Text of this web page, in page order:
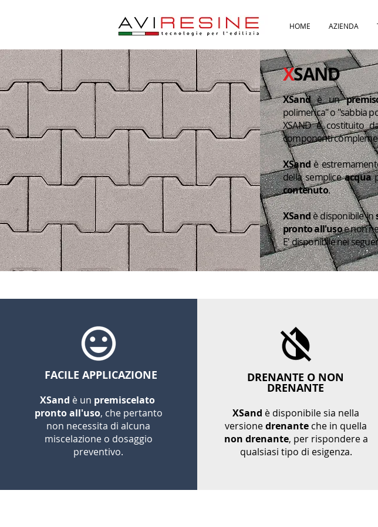
HOME AZIENDA
XSAND
XSandè un
polimerica" o "sabbia
XSAND è costituito
componenti
XSandè
della sempliceacqua
contenuto.
XSandè disponibile in
pronto all'usoe non
E' disponibile nei
FACILE APPLICAZIONE
XSand è un premiscelato
pronto all'uso, che pertanto
non necessita di alcuna
miscelazione o dosaggio
preventivo.
DRENANTE O NON
DRENANTE
XSand è disponibile sia nella
versionedrenante che in quella
non drenante, per rispondere a
qualsiasi tipo di esigenza.